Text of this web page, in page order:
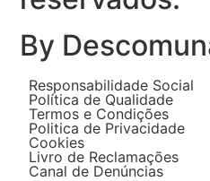
By
Responsabilidade Social
Política de Qualidade
Termos e Condições
Politica de Privacidade
Cookies
Livro de Reclamações
Canal de Denúncias